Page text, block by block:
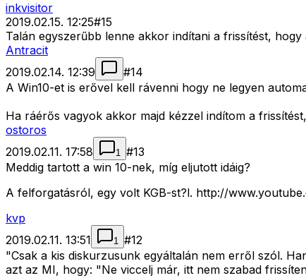
inkvisitor
2019.02.15. 12:25#15
Talán egyszerűbb lenne akkor indítani a frissítést,
Antracit
2019.02.14. 12:39
#14
A Win10-et is erővel kell rávenni hogy ne legyen
Ha ráérős vagyok akkor majd kézzel indítom a
ostoros
2019.02.11. 17:58
1 #13
Meddig tartott a win 10-nek, míg eljutott idáig?
A felforgatásról, egy volt KGB-st?l. http://
kvp
2019.02.11. 13:51
1 #12
"Csak a kis diskurzusunk egyáltalán nem erről szól.
azt az MI, hogy: "Ne viccelj már, itt nem szabad